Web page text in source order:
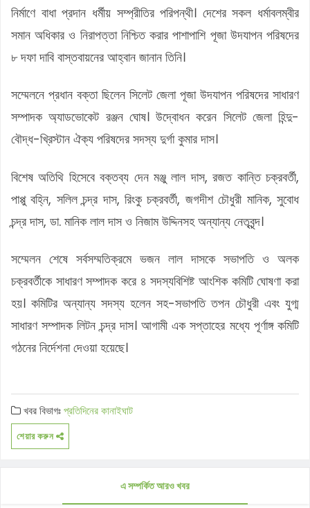
নির্মাণে বাধা প্রদান ধর্মীয় সম্প্রীতির পরিপন্থী। দেশের সকল ধর্মাবলম্বীর
সমান অধিকার ও নিরাপত্তা নিশ্চিত করার পাশাপাশি পূজা উদযাপন পরিষদের
৮ দফা দাবি বাস্তবায়নের আহ্বান জানান তিনি।
সম্মেলনে প্রধান বক্তা ছিলেন সিলেট জেলা পূজা উদযাপন পরিষদের সাধারণ
সম্পাদক অ্যাডভোকেট রঞ্জন ঘোষ। উদ্বোধন করেন সিলেট জেলা হিন্দু-
বৌদ্ধ-খ্রিস্টান ঐক্য পরিষদের সদস্য দুর্গা কুমার দাস।
বিশেষ অতিথি হিসেবে বক্তব্য দেন মঞ্জু লাল দাস, রজত কান্তি চক্রবর্তী,
পাপ্পু বহ্নি, সলিল চন্দ্র দাস, রিংকু চক্রবর্তী, জগদীশ চৌধুরী মানিক, সুবোধ
চন্দ্র দাস, ডা. মানিক লাল দাস ও নিজাম উদ্দিনসহ অন্যান্য নেতৃবৃন্দ।
সম্মেলন শেষে সর্বসম্মতিক্রমে ভজন লাল দাসকে সভাপতি ও অলক
চক্রবর্তীকে সাধারণ সম্পাদক করে ৪ সদস্যবিশিষ্ট আংশিক কমিটি ঘোষণা করা
হয়। কমিটির অন্যান্য সদস্য হলেন সহ-সভাপতি তপন চৌধুরী এবং যুগ্ম
সাধারণ সম্পাদক লিটন চন্দ্র দাস। আগামী এক সপ্তাহের মধ্যে পূর্ণাঙ্গ কমিটি
গঠনের নির্দেশনা দেওয়া হয়েছে।
খবর বিভাগঃপ্রতিদিনের কানাইঘাট
শেয়ার করুন
এ সম্পর্কিত আরও খবর